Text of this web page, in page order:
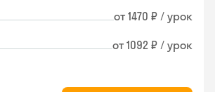
от 1470 ₽ / урок
от 1092 ₽ / урок